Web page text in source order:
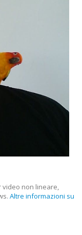
video non lineare,
Altre informazioni su